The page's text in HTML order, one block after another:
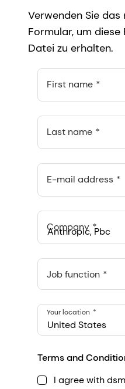
Verwenden Sie
Formular, um
Datei zu erhalten.
First name
Last name
E-mail address
Company
548 Market St Pmb
Job function
United States
Your location
Terms and
I agree with